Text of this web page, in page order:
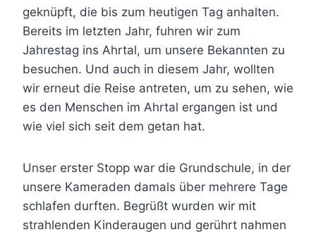
geknüpft, die bis zum heutigen Tag anhalten.
Bereits im letzten Jahr, fuhren wir zum
Jahrestag ins Ahrtal, um unsere Bekannten zu
besuchen. Und auch in diesem Jahr, wollten
wir erneut die Reise antreten, um zu sehen, wie
es den Menschen im Ahrtal ergangen ist und
wie viel sich seit dem getan hat.
Unser erster Stopp war die Grundschule, in der
unsere Kameraden damals über mehrere Tage
schlafen durften. Begrüßt wurden wir mit
strahlenden Kinderaugen und gerührt nahmen